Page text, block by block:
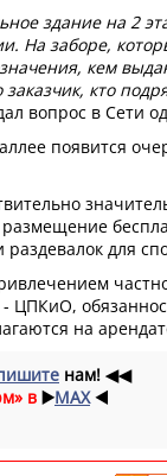
здание на 2
На заборе,
кем
кто
вопрос в Сети
появится
для
- ЦПКиО,
на
нам! ◀◀
в ▶️MAX ◀️